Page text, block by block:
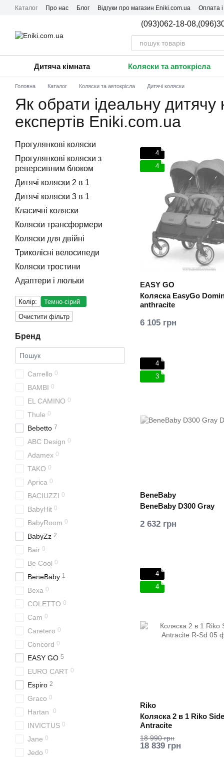
Перейти до основного контенту
Каталог Про нас Блог Відгуки про магазин Eniki.com.ua Оплата
(093)062-18-08,
Дитяча кімната Коляски та автокрісла
Головна Каталог Коляски та автокрісла Дитячі коляски
Як обрати ідеальну
експертів Eniki.com.ua
4
4
EASY GO
Коляска EasyGo
anthracite
6 105 грн
4
3
BeneBaby
BeneBaby D300 Gray
2 632 грн
4
4
Riko
Коляска 2 в 1 Riko
Antracite
18 990 грн
18 839 грн
Прогулянкові коляски
Прогулянкові коляски з
реверсивним блоком
Дитячі коляски 2 в 1
Дитячі коляски 3 в 1
Класичні коляски
Коляски трансформери
Коляски для двійні
Триколісні велосипеди
Коляски тростини
Адаптери і люльки
Колір:
Темно-сірий
Очистити фільтр
Бренд
Carrello 0
BAMBI 0
EL CAMINO 0
Thule 0
Bebetto 7
ABC Design 0
Adamex 0
TAKO 0
Aprica 0
BACIUZZI 0
BabyHit 0
BabyRoom 0
BabyZz 2
Bair 0
Be Cool 0
BeneBaby 1
Bexa 0
COLETTO 0
Cam 0
Caretero 0
Concord 0
EASY GO 5
EURO CART 0
Espiro 2
Graco 0
Hartan 0
INVICTUS 0
Jane 0
Jedo 0